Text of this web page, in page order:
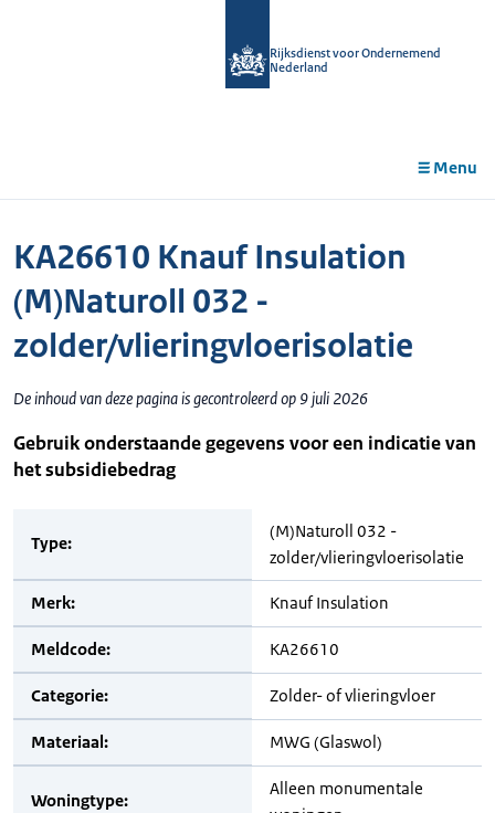
Rijksdienst voor Ondernemend
Nederland
Menu
KA26610 Knauf Insulation
(M)Naturoll 032 -
zolder/vlieringvloerisolatie
De inhoud van deze pagina is gecontroleerd op 9 juli 2026
Gebruik onderstaande gegevens voor een indicatie van
het subsidiebedrag
Type:
(M)Naturoll 032 -
zolder/vlieringvloerisolatie
Merk: Knauf Insulation
Meldcode: KA26610
Categorie: Zolder- of vlieringvloer
Materiaal: MWG (Glaswol)
Woningtype:
Alleen monumentale